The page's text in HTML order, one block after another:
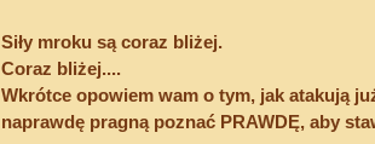
Siły mroku są coraz bliżej.
Coraz bliżej....
Wkrótce opowiem wam o tym, jak atakują
naprawdę pragną poznać PRAWDĘ, aby